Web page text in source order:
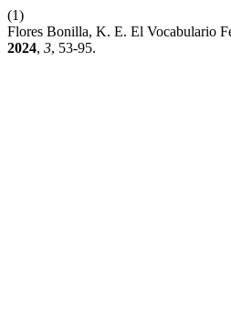
(1)
Flores Bonilla, K. E. El Vocabulario
2024, 3, 53-95.